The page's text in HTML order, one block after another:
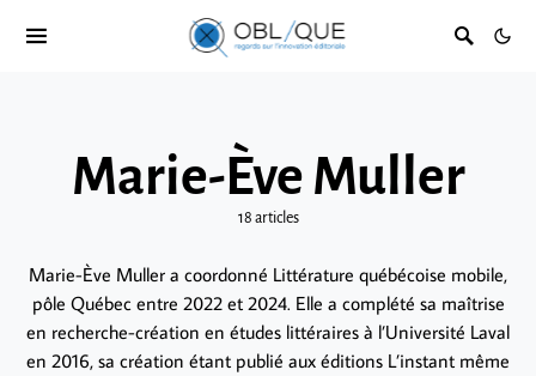
Marie-Ève Muller
18 articles
Marie-Ève Muller a coordonné Littérature québécoise mobile,
pôle Québec entre 2022 et 2024. Elle a complété sa maîtrise
en recherche-création en études littéraires à l’Université Laval
en 2016, sa création étant publié aux éditions L’instant même